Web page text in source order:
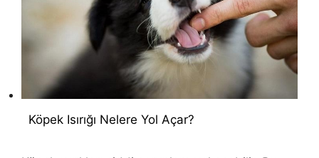
Köpek Isırığı Nelere Yol Açar?